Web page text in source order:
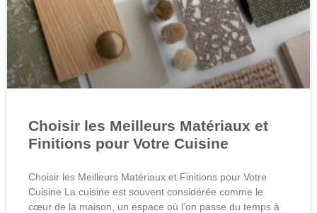
Choisir les Meilleurs Matériaux et
Finitions pour Votre Cuisine
Choisir les Meilleurs Matériaux et Finitions pour Votre
Cuisine La cuisine est souvent considérée comme le
cœur de la maison, un espace où l’on passe du temps à